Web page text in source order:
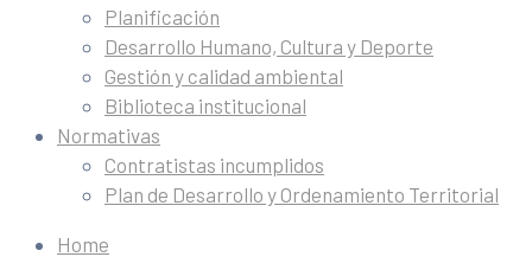
Planificación
Desarrollo Humano, Cultura y Deporte
Gestión y calidad ambiental
Biblioteca institucional
Normativas
Contratistas incumplidos
Plan de Desarrollo y Ordenamiento Territorial
Home